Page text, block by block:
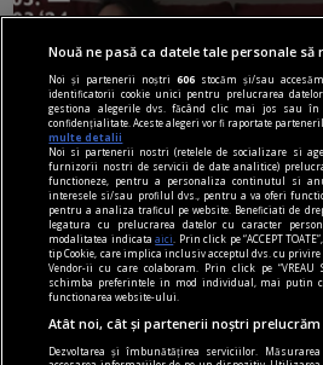
în oraș
Cinema feminin din Spania
luna martie, la Institutul
Și în acest an, luna femeii
Institutul Cervantes cu o
Nouă ne pasă ca datele tale personale
Noi și partenerii noștri606 stocăm și/sau
identificatorii cookie unici pentru prelucrarea
gestiona alegerile dvs. făcând clic mai jos sau
confidențialitate. Aceste alegeri vor fi raportate
multe detalii
Noi si partenerii nostri (retelele de socializare si
furnizorii nostri de servicii de date analitice)
functioneze, pentru a personaliza continutul si
interesele si/sau profilul dvs., pentru a va oferi
pentru a analiza traficul pe website. Beneficiati de
legatura cu prelucrarea datelor cu caracter
modalitatea indicataaici
. Prin click pe “ACCEPT
tip Cookie, care implica inclusiv acceptul dvs. cu
Vendor-ii cu care colaboram. Prin click pe “VREAU
schimba preferintele in mod individual, mai putin
functionarea website-ului.
Atât noi, cât și partenerii noștri
Dezvoltarea și îmbunătățirea serviciilor.